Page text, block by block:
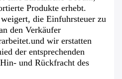
Produkte erhebt.
die Einfuhrsteuer zu
den Verkäufer
wir erstatten
der entsprechenden
und Rückfracht des